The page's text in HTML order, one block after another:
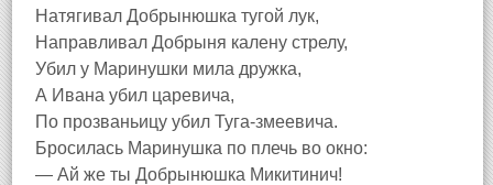
Натягивал Добрынюшка тугой лук,
Направливал Добрыня калену стрелу,
Убил у Маринушки мила дружка,
А Ивана убил царевича,
По прозваньицу убил Туга-змеевича.
Бросилась Маринушка по плечь во окно:
— Ай же ты Добрынюшка Микитинич!